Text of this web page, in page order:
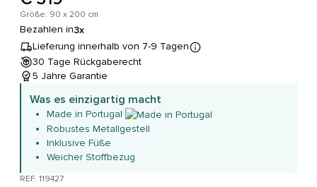
Größe: 90 x 200 cm
Bezahlen in3x
Lieferung innerhalb von 7-9 Tagen
30 Tage Rückgaberecht
5 Jahre Garantie
Was es einzigartig macht
Made in Portugal
Robustes Metallgestell
Inklusive Füße
Weicher Stoffbezug
REF. 119427